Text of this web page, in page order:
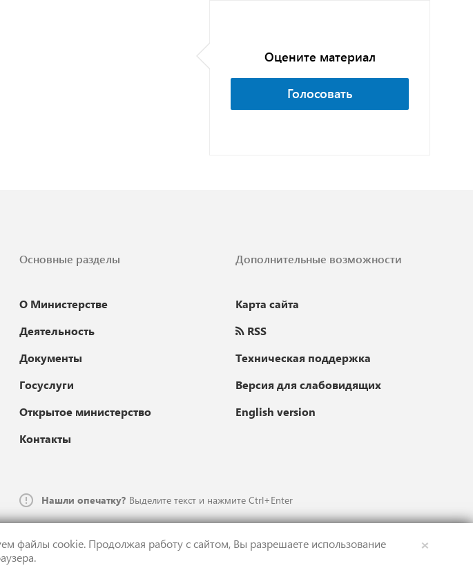
Оцените материал
Голосовать
×
файлы cookie. Продолжая работу с сайтом, Вы разрешаете использование
Основные разделы
О Министерстве
Деятельность
Документы
Госуслуги
Открытое министерство
Контакты
Дополнительные возможности
Карта сайта
RSS
Техническая поддержка
Версия для слабовидящих
English version
Нашли опечатку? Выделите текст и нажмите Ctrl+Enter